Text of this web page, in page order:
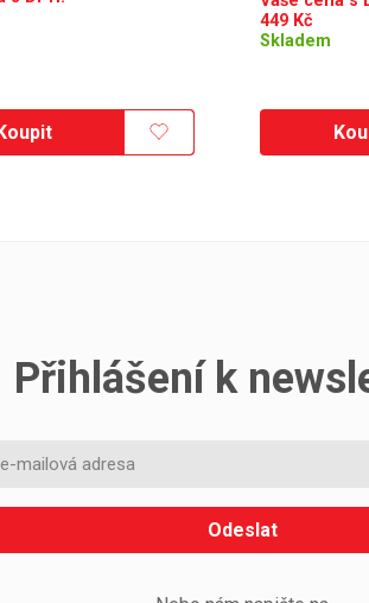
449 Kč
Skladem
Přihlášení k
Odeslat